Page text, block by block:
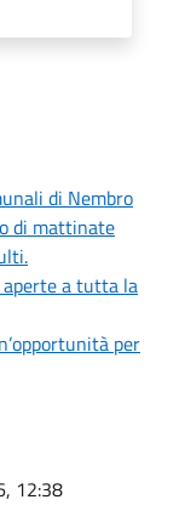
di Nembro
di mattinate
aperte a tutta la
per
12:38